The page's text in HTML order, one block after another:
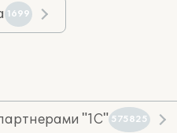
1699
"1С" 575825